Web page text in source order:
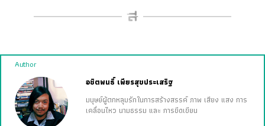
Author
อชิตพนธิ์ เพียรสุขประเสริฐ
มนุษย์ผู้ตกหลุมรักในการสร้างสรรค์ ภาพ เสียง แสง การ
เคลื่อนไหว นามธรรม และ การขีดเขียน